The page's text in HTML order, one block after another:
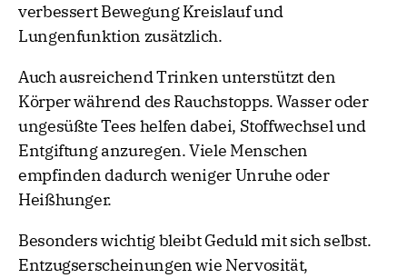
verbessert Bewegung Kreislauf und
Lungenfunktion zusätzlich.
Auch ausreichend Trinken unterstützt den
Körper während des Rauchstopps. Wasser oder
ungesüßte Tees helfen dabei, Stoffwechsel und
Entgiftung anzuregen. Viele Menschen
empfinden dadurch weniger Unruhe oder
Heißhunger.
Besonders wichtig bleibt Geduld mit sich selbst.
Entzugserscheinungen wie Nervosität,